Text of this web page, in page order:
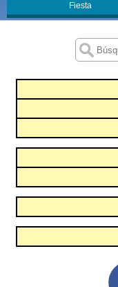
Fiesta